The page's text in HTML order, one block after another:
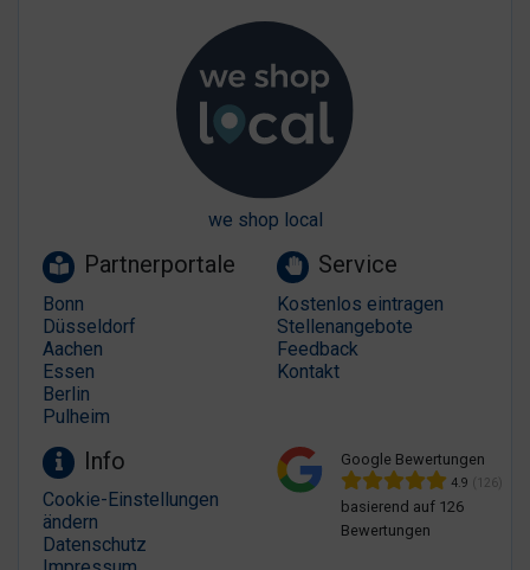
we shop local
Partnerportale
Bonn
Düsseldorf
Aachen
Essen
Berlin
Pulheim
Service
Kostenlos eintragen
Stellenangebote
Feedback
Kontakt
Info
Cookie-Einstellungen
ändern
Datenschutz
Google Bewertungen
4.9 (126)
basierend auf 126
Bewertungen